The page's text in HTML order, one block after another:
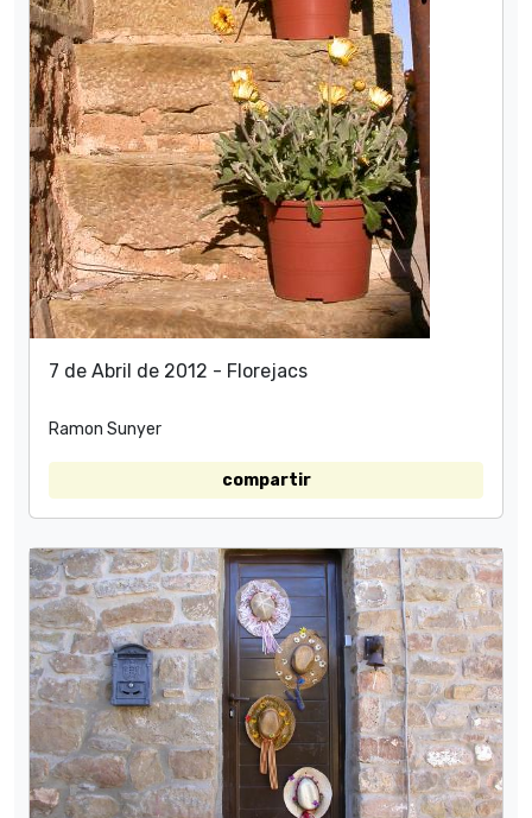
7 de Abril de 2012 - Florejacs
Ramon Sunyer
compartir